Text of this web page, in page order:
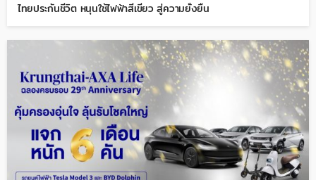
ไทยประกันชีวิต หนุนใช้ไฟฟ้าสีเขียว สู่ความยั่งยืน